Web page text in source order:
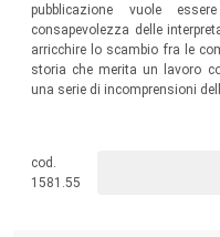
pubblicazione vuole
consapevolezza delle
arricchire lo scambio fra le
storia che merita un lavoro
una serie di incomprensioni
cod.
1581.55